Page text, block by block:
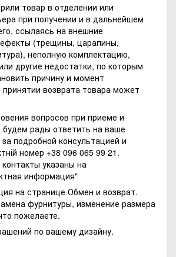
товар в отделении или
при получении и в дальнейшем
ссылаясь на внешние
(трещины, царапины,
неполную комплектацию,
другие недостатки, по которым
причину и момент
принятии возврата товара может
вопросов при приеме и
будем рады ответить на ваше
подробной консультацией и
номер +38 096 065 99 21.
указаны на
информация"
на странице Обмен и возврат.
фурнитуры, изменение размера
пожелаете.
по вашему дизайну.